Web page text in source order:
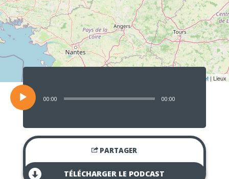
Leaflet | Lieux
Lecteur
audio
00:00 00:00
PARTAGER
TÉLÉCHARGER LE PODCAST